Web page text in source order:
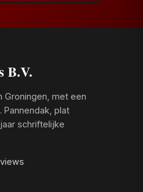
B.V.
Groningen, met een
plat
schriftelijke